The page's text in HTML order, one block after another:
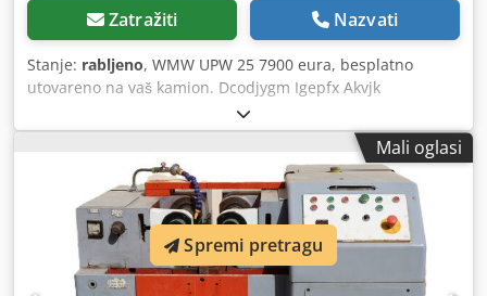
Zatražiti Nazvati
Stanje: rabljeno, WMW UPW 25 7900 eura, besplatno
utovareno na vaš kamion. Dcodjygm Igepfx Akvjk
Mali oglasi
Spremi pretragu